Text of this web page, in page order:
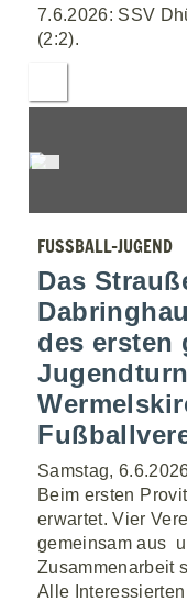
7.6.2026: SSV
(2:2).
FUSSBALL-JUGEND
Das
des ersten
Samstag,
Beim ersten
erwartet. Vier
gemeinsam aus 
Zusammenarbeit
Alle